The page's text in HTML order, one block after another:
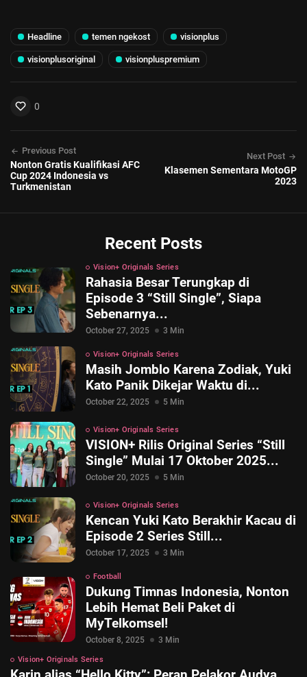
Headline temen ngekost visionplus
visionplusoriginal visionpluspremium
0
Previous Post
Nonton Gratis Kualifikasi AFC
Cup 2024 Indonesia vs
Turkmenistan
Next Post
Klasemen Sementara MotoGP
2023
Recent Posts
Vision+ Originals Series
Rahasia Besar Terungkap di
Episode 3 “Still Single”, Siapa
Sebenarnya...
October 27, 2025 3 Min
Vision+ Originals Series
Masih Jomblo Karena Zodiak, Yuki
Kato Panik Dikejar Waktu di...
October 22, 2025 5 Min
Vision+ Originals Series
VISION+ Rilis Original Series “Still
Single” Mulai 17 Oktober 2025...
October 20, 2025 5 Min
Vision+ Originals Series
Kencan Yuki Kato Berakhir Kacau di
Episode 2 Series Still...
October 17, 2025 3 Min
Football
Dukung Timnas Indonesia, Nonton
Lebih Hemat Beli Paket di
MyTelkomsel!
October 8, 2025 3 Min
Vision+ Originals Series